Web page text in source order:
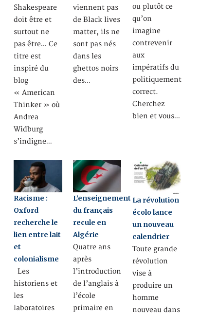
Shakespeare
doit être et
surtout ne
pas être… Ce
titre est
inspiré du
blog
« American
Thinker » où
Andrea
Widburg
s’indigne…
viennent pas
de Black lives
matter, ils ne
sont pas nés
dans les
ghettos noirs
des…
ou plutôt ce
qu’on
imagine
contrevenir
aux
impératifs du
politiquement
correct.
Cherchez
bien et vous…
Racisme :
Oxford
recherche le
lien entre lait
et
colonialisme
Les
historiens et
les
laboratoires
L’enseignement
du français
recule en
Algérie
Quatre ans
après
l’introduction
de l’anglais à
l’école
primaire en
La révolution
écolo lance
un nouveau
calendrier
Toute grande
révolution
vise à
produire un
homme
nouveau dans